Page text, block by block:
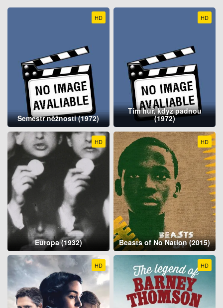
HD
Semestr něžnosti (1972)
HD
Tím hůř, když padnou
(1972)
HD
Europa (1932)
HD
Beasts of No Nation (2015)
HD HD